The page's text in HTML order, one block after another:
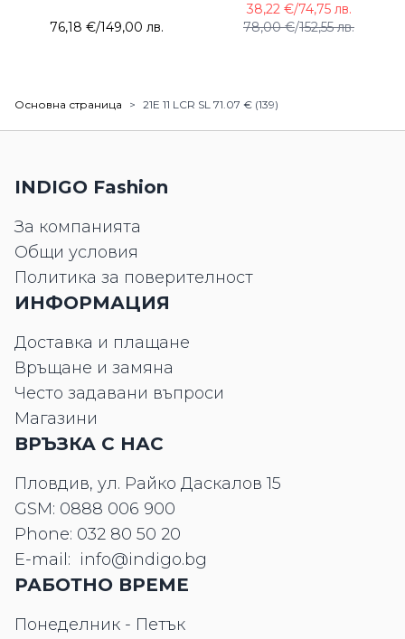
76,18 €/149,00 лв. 78,00 €/152,55 лв.
38,22 €/74,75 лв.
Основна страница > 21E 11 LCR SL 71.07 € (139)
INDIGO Fashion
За компанията
Общи условия
Политика за поверителност
ИНФОРМАЦИЯ
Доставка и плащане
Връщане и замяна
Често задавани въпроси
Магазини
ВРЪЗКА С НАС
Пловдив, ул. Райко Даскалов 15
GSM: 0888 006 900
Phone: 032 80 50 20
E-mail: info@indigo.bg
РАБОТНО ВРЕМЕ
Понеделник - Петък